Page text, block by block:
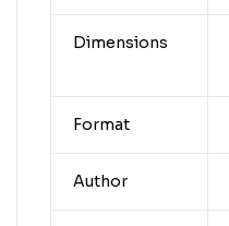
Dimensions
Format
Author